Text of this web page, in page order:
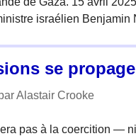
israélien
se
Alastair Crooke
pas à la coercition —